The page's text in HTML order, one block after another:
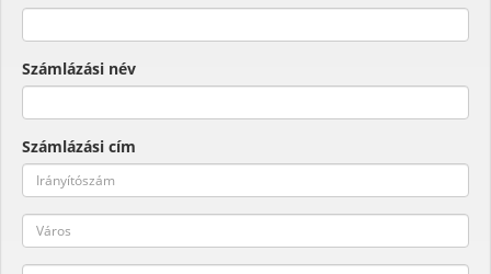
Számlázási név
Számlázási cím